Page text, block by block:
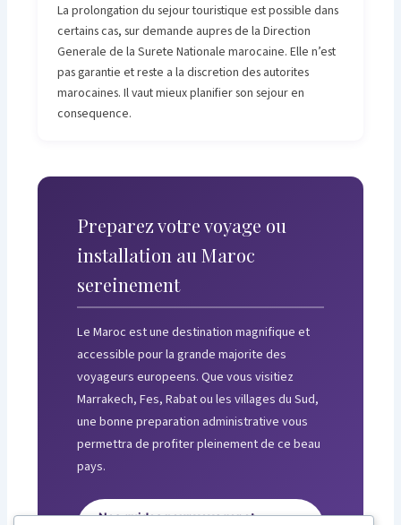
La prolongation du sejour touristique est possible dans
certains cas, sur demande aupres de la Direction
Generale de la Surete Nationale marocaine. Elle n’est
pas garantie et reste a la discretion des autorites
marocaines. Il vaut mieux planifier son sejour en
consequence.
Preparez votre voyage ou
installation au Maroc
sereinement
Le Maroc est une destination magnifique et
accessible pour la grande majorite des
voyageurs europeens. Que vous visitiez
Marrakech, Fes, Rabat ou les villages du Sud,
une bonne preparation administrative vous
permettra de profiter pleinement de ce beau
pays.
Nos guides pour voyager et